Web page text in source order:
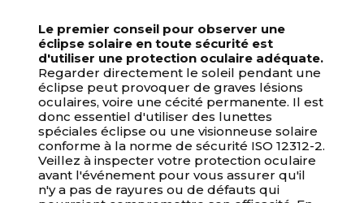
Le premier conseil pour observer une
éclipse solaire en toute sécurité est
d'utiliser une protection oculaire adéquate.
Regarder directement le soleil pendant une
éclipse peut provoquer de graves lésions
oculaires, voire une cécité permanente. Il est
donc essentiel d'utiliser des lunettes
spéciales éclipse ou une visionneuse solaire
conforme à la norme de sécurité ISO 12312-2.
Veillez à inspecter votre protection oculaire
avant l'événement pour vous assurer qu'il
n'y a pas de rayures ou de défauts qui